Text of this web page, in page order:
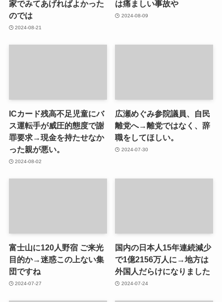
家でみてあげればよかった
のでは
2024-08-21
は痛ましい事故や
2024-08-09
ICカード残高不足児童にバ
ス運転手が威圧的態度で謝
罪要求→現金を持たせなか
った親が悪い。
2024-08-02
広瀬めぐみ参院議員、自民
離党へ→離党ではなく、辞
職をしてほしい。
2024-07-30
富士山に120人野宿 ご来光
目的か→迷惑この上ない集
団ですね
2024-07-27
国内の日本人15年連続減少
で1億2156万人に→地方は
外国人だらけになりました
2024-07-24